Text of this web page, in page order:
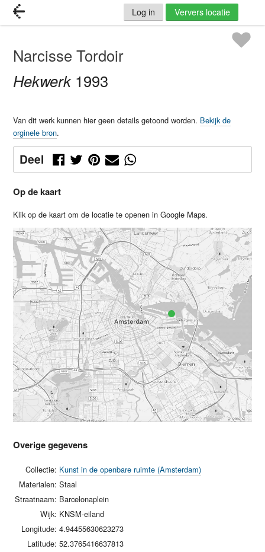
Log in Ververs locatie
Narcisse Tordoir
Hekwerk 1993
Van dit werk kunnen hier geen details getoond worden. Bekijk de
orginele bron.
Deel
Op de kaart
Klik op de kaart om de locatie te openen in Google Maps.
Overige gegevens
Collectie: Kunst in de openbare ruimte (Amsterdam)
Materialen: Staal
Straatnaam: Barcelonaplein
Wijk: KNSM-eiland
Longitude: 4.94455630623273
Latitude: 52.3765416637813